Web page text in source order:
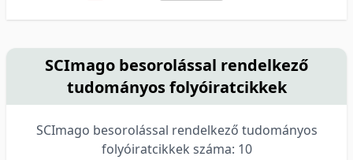
SCImago besorolással rendelkező
tudományos folyóiratcikkek
SCImago besorolással rendelkező tudományos
folyóiratcikkek száma: 10